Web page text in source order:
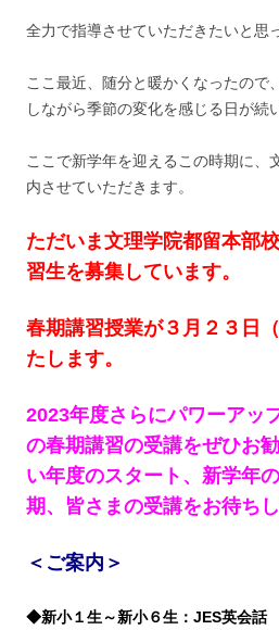
全力で指導させていただきたいと思
ここ最近、随分と暖かくなったので
しながら季節の変化を感じる日が続
ここで新学年を迎えるこの時期に、
内させていただきます。
ただいま文理学院都留本部
習生を募集しています。
春期講習授業が３月２３日
たします。
2023年度さらにパワーアッ
の春期講習の受講をぜひお
い年度のスタート、新学年
期、皆さまの受講をお待ちし
＜ご案内＞
◆新小１生～新小６生：JES英会話